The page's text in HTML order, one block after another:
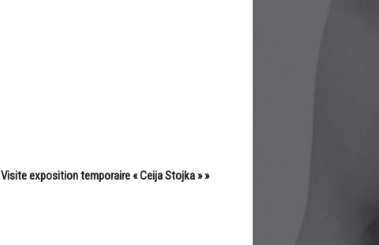
Visite exposition temporaire « Ceija Stojka »»